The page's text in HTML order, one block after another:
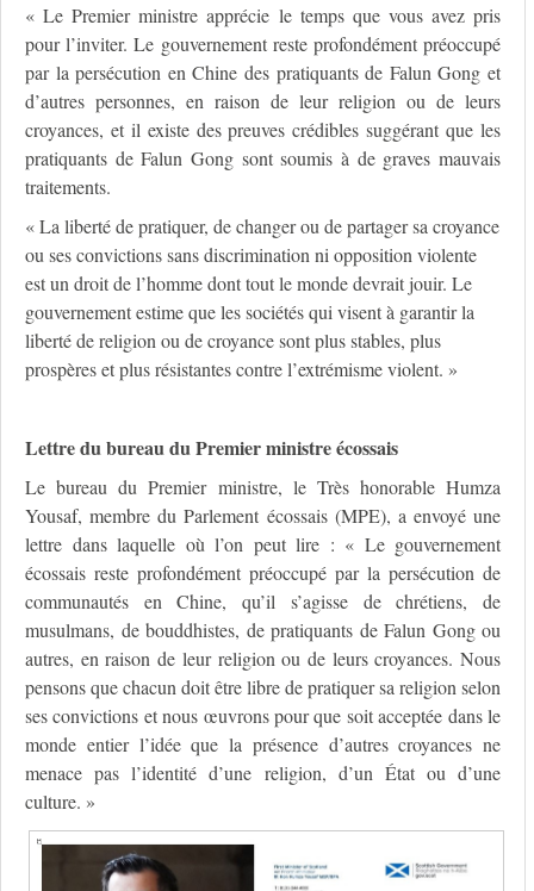
« Le Premier ministre apprécie le temps que vous avez pris
pour l’inviter. Le gouvernement reste profondément préoccupé
par la persécution en Chine des pratiquants de Falun Gong et
d’autres personnes, en raison de leur religion ou de leurs
croyances, et il existe des preuves crédibles suggérant que les
pratiquants de Falun Gong sont soumis à de graves mauvais
traitements.
« La liberté de pratiquer, de changer ou de partager sa croyance
ou ses convictions sans discrimination ni opposition violente
est un droit de l’homme dont tout le monde devrait jouir. Le
gouvernement estime que les sociétés qui visent à garantir la
liberté de religion ou de croyance sont plus stables, plus
prospères et plus résistantes contre l’extrémisme violent. »
Lettre du bureau du Premier ministre écossais
Le bureau du Premier ministre, le Très honorable Humza
Yousaf, membre du Parlement écossais (MPE), a envoyé une
lettre dans laquelle où l’on peut lire : « Le gouvernement
écossais reste profondément préoccupé par la persécution de
communautés en Chine, qu’il s’agisse de chrétiens, de
musulmans, de bouddhistes, de pratiquants de Falun Gong ou
autres, en raison de leur religion ou de leurs croyances. Nous
pensons que chacun doit être libre de pratiquer sa religion selon
ses convictions et nous œuvrons pour que soit acceptée dans le
monde entier l’idée que la présence d’autres croyances ne
menace pas l’identité d’une religion, d’un État ou d’une
culture. »